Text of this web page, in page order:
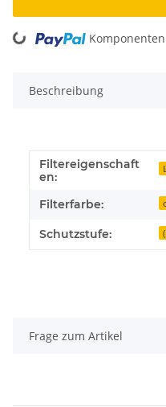
Loading...
Beschreibung
Filtereigenschaft
en:
Filterfarbe:
Schutzstufe:
Frage zum Artikel